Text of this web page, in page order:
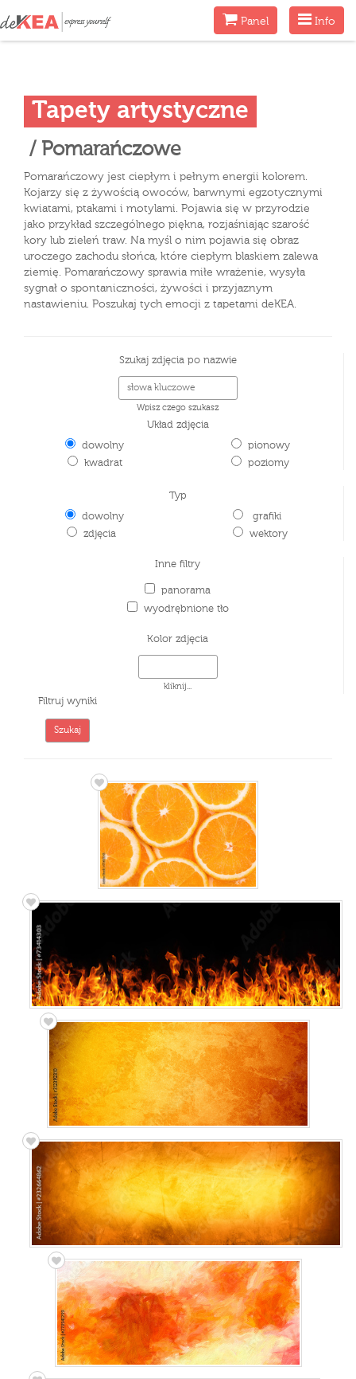
Menu
Info
MenuPanel
Tapety artystyczne
/ Pomarańczowe
Pomarańczowy jest ciepłym i pełnym energii kolorem.
Kojarzy się z żywością owoców, barwnymi egzotycznymi
kwiatami, ptakami i motylami. Pojawia się w przyrodzie
jako przykład szczególnego piękna, rozjaśniając szarość
kory lub zieleń traw. Na myśl o nim pojawia się obraz
uroczego zachodu słońca, które ciepłym blaskiem zalewa
ziemię. Pomarańczowy sprawia miłe wrażenie, wysyła
sygnał o spontaniczności, żywości i przyjaznym
nastawieniu. Poszukaj tych emocji z tapetami deKEA.
Szukaj zdjęcia po nazwie
Wpisz czego szukasz
Układ zdjęcia
dowolny
kwadrat
pionowy
poziomy
Typ
dowolny
zdjęcia
grafiki
wektory
Inne filtry
panorama
wyodrębnione tło
Kolor zdjęcia
kliknij...
Filtruj wyniki